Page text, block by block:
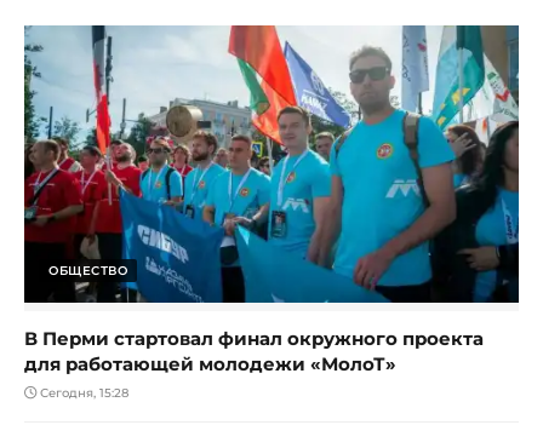
ОБЩЕСТВО
В Перми стартовал финал окружного проекта
для работающей молодежи «МолоТ»
Сегодня, 15:28